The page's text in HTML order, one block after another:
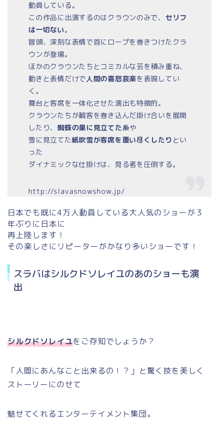
動員している。
この作品に出演するのはクラウンのみで、 セリフ
は一切ない。
冒頭、深刻な表情で首にロープを巻きつけたクラ
ウンが登場。
ほかのクラウンたちとコミカルな芸を積み重ね、
動きと表情だけで人間の喜怒哀楽を表現してい
く。
舞台と客席を一体化させた演出も特徴的。
クラウンたちが観客を巻き込んだ掛け合いを展開
したり、蜘蛛の巣に見立てた糸や
雪に見立てた紙吹雪が客席を覆い尽くしたり とい
った
ダイナミックな仕掛けは、見る者を圧倒する。
http://slavasnowshow.jp/
日本でも既に4万人動員している大人気のショーが３
年ぶりに日本に
再上陸します！
その楽しさにリピーターがかなり多いショーです！
スラバはシルクドソレイユのあのショーも演
出
シルクドソレイユをご存知でしょうか？
「人間にあんなこと出来るの！？」と驚く技を美しく
ストーリーにのせて
魅せてくれるエンターテイメント集団。